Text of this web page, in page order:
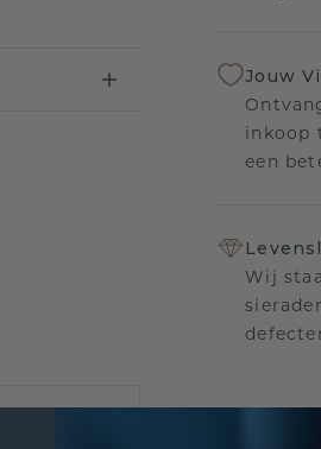
Jouw
inkoop
een
Wij